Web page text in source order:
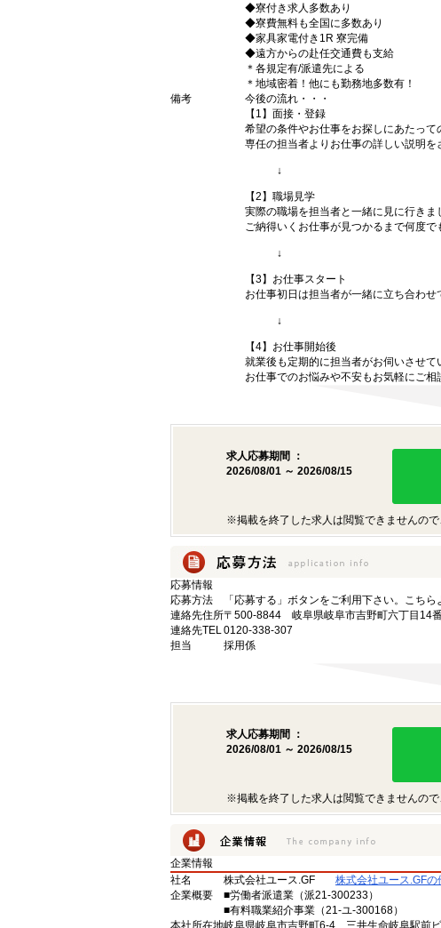
◆寮付き求人多数あり
◆寮費無料も全国に多数あり
◆家具家電付き1R 寮完備
◆遠方からの赴任交通費も支給
＊各規定有/派遣先による
＊地域密着！他にも勤務地多数有！
備考
今後の流れ・・・
【1】面接・登録
希望の条件やお仕事をお探しにあたっ
専任の担当者よりお仕事の詳しい説明を
↓
【2】職場見学
実際の職場を担当者と一緒に見に行きま
ご納得いくお仕事が見つかるまで何度で
↓
【3】お仕事スタート
お仕事初日は担当者が一緒に立ち合わ
↓
【4】お仕事開始後
就業後も定期的に担当者がお伺いさせ
お仕事でのお悩みや不安もお気軽にご相
求人応募期間 ：
2026/08/01 ～ 2026/08/15
※掲載を終了した求人は閲覧できませんので
応募情報
応募方法
「応募する」ボタンをご利用下さい。こち
連絡先住所〒500-8844 岐阜県岐阜市吉野町六丁目14
連絡先TEL0120-338-307
担当
採用係
求人応募期間 ：
2026/08/01 ～ 2026/08/15
※掲載を終了した求人は閲覧できませんので
企業情報
社名
株式会社ユース.GF
株式会社ユース.GFの
企業概要
■労働者派遣業（派21-300233）
■有料職業紹介事業（21-ユ-300168）
本社所在地岐阜県岐阜市吉野町6-4 三井生命岐阜駅前